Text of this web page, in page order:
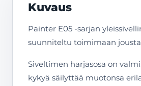
Kuvaus
Painter E05 -sarjan
suunniteltu toimimaan
Siveltimen harjasosa on
kykyä säilyttää muotonsa